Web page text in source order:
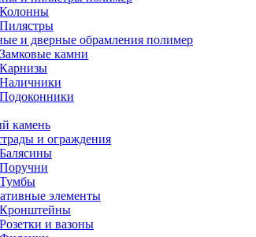
Колонны
Пилястры
и дверные обрамления полимер
Замковые камни
Карнизы
Наличники
Подоконники
камень
и ограждения
Балясины
Поручни
Тумбы
элементы
Кронштейны
Розетки и вазоны